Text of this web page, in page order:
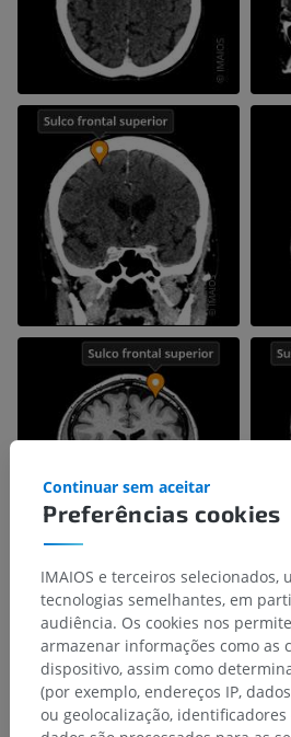
Preferências cookies
Continuar sem aceitar
IMAIOS e terceiros selecionados,
tecnologias semelhantes, em
audiência. Os cookies nos
armazenar informações como as
dispositivo, assim como
(por exemplo, endereços IP,
ou geolocalização, identificadores